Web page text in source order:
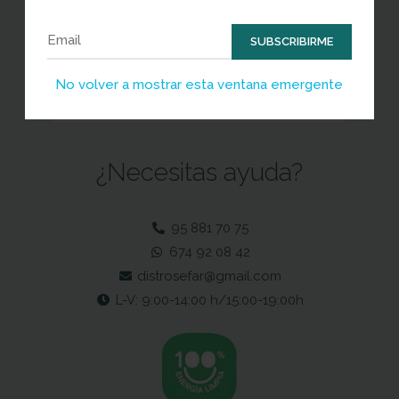
SUBSCRIBIRME
No volver a mostrar esta ventana emergente
SUBSCRIBIRME
¿Necesitas ayuda?
95 881 70 75
674 92 08 42
distrosefar@gmail.com
L-V: 9:00-14:00 h/15:00-19:00h